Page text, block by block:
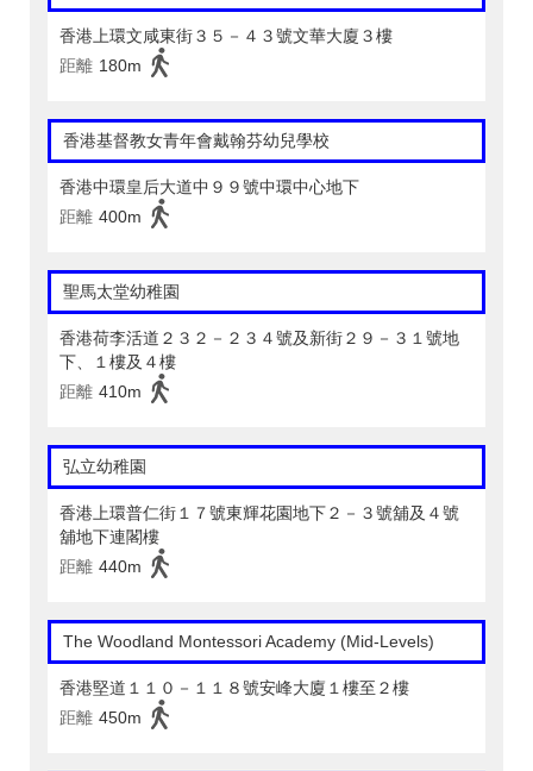
香港上環文咸東街３５－４３號文華大廈３樓
距離 180m
香港基督教女青年會戴翰芬幼兒學校
香港中環皇后大道中９９號中環中心地下
距離 400m
聖馬太堂幼稚園
香港荷李活道２３２－２３４號及新街２９－３１號地
下、１樓及４樓
距離 410m
弘立幼稚園
香港上環普仁街１７號東輝花園地下２－３號舖及４號
舖地下連閣樓
距離 440m
The Woodland Montessori Academy (Mid-Levels)
香港堅道１１０－１１８號安峰大廈１樓至２樓
距離 450m